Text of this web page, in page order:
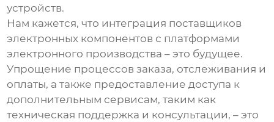
устройств.
Нам кажется, что интеграция поставщиков
электронных компонентов с платформами
электронного производства – это будущее.
Упрощение процессов заказа, отслеживания и
оплаты, а также предоставление доступа к
дополнительным сервисам, таким как
техническая поддержка и консультации, – это